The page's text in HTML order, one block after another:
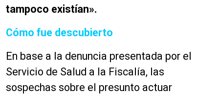
tampoco existían».
Cómo fue descubierto
En base a la denuncia presentada por el
Servicio de Salud a la Fiscalía, las
sospechas sobre el presunto actuar